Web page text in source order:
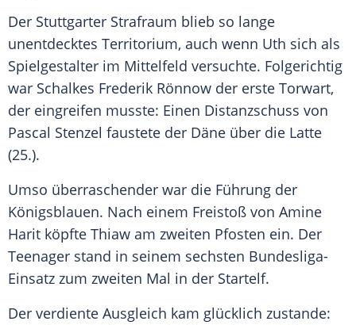
Der Stuttgarter Strafraum blieb so lange
unentdecktes Territorium, auch wenn Uth sich als
Spielgestalter im Mittelfeld versuchte. Folgerichtig
war Schalkes Frederik Rönnow der erste Torwart,
der eingreifen musste: Einen Distanzschuss von
Pascal Stenzel faustete der Däne über die Latte
(25.).
Umso überraschender war die Führung der
Königsblauen. Nach einem Freistoß von Amine
Harit köpfte Thiaw am zweiten Pfosten ein. Der
Teenager stand in seinem sechsten Bundesliga-
Einsatz zum zweiten Mal in der Startelf.
Der verdiente Ausgleich kam glücklich zustande: